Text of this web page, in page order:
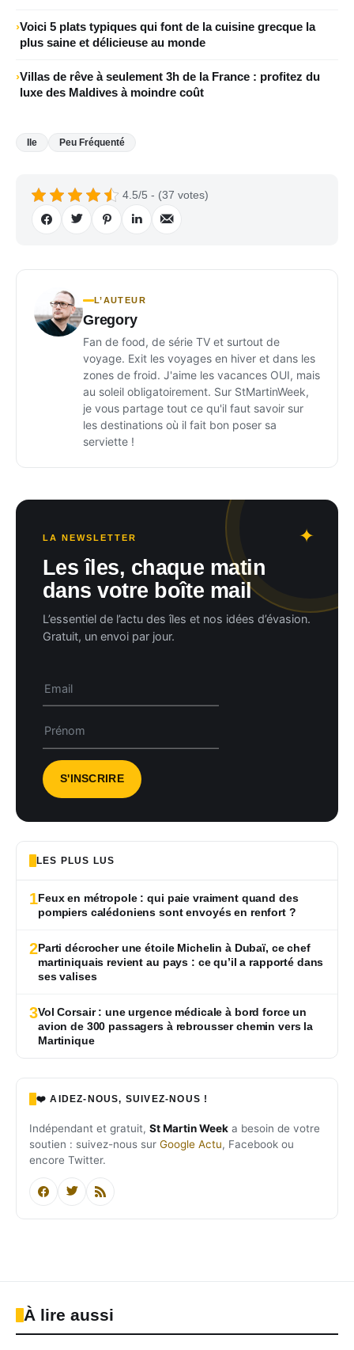
Voici 5 plats typiques qui font de la cuisine grecque la
plus saine et délicieuse au monde
Villas de rêve à seulement 3h de la France : profitez du
luxe des Maldives à moindre coût
Ile Peu Fréquenté
4.5/5 - (37 votes)
L’AUTEUR
Gregory
Fan de food, de série TV et surtout de
voyage. Exit les voyages en hiver et dans les
zones de froid. J'aime les vacances OUI, mais
au soleil obligatoirement. Sur StMartinWeek,
je vous partage tout ce qu'il faut savoir sur
les destinations où il fait bon poser sa
serviette !
LA NEWSLETTER
Les îles, chaque matin
dans votre boîte mail
L’essentiel de l’actu des îles et nos idées d’évasion.
Gratuit, un envoi par jour.
LES PLUS LUS
1Feux en métropole : qui paie vraiment quand des
pompiers calédoniens sont envoyés en renfort ?
2Parti décrocher une étoile Michelin à Dubaï, ce chef
martiniquais revient au pays : ce qu’il a rapporté dans
ses valises
3Vol Corsair : une urgence médicale à bord force un
avion de 300 passagers à rebrousser chemin vers la
Martinique
❤️ AIDEZ-NOUS, SUIVEZ-NOUS !
Indépendant et gratuit, St Martin Week a besoin de votre
soutien : suivez-nous sur Google Actu, Facebook ou
encore Twitter.
À lire aussi